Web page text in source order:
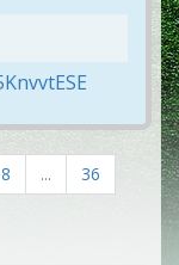
8 ...
36